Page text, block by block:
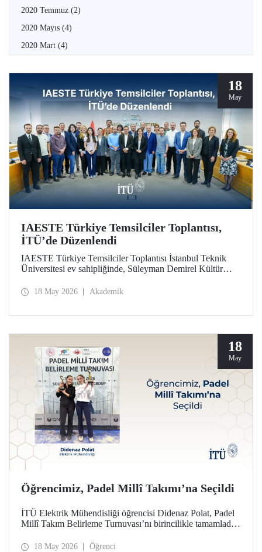
2020 Temmuz (2)
2020 Mayıs (4)
2020 Mart (4)
18
May
IAESTE Türkiye Temsilciler Toplantısı,
İTÜ’de Düzenlendi
IAESTE Türkiye Temsilciler Toplantısı İstanbul Teknik
Üniversitesi ev sahipliğinde, Süleyman Demirel Kültür
18 May 2026 Akademik
18
May
Öğrencimiz, Padel Millî Takımı’na Seçildi
İTÜ Elektrik Mühendisliği öğrencisi Didenaz Polat, Padel
Millî Takım Belirleme Turnuvası’nı birincilikle tamamladığı
18 May 2026 Öğrenci